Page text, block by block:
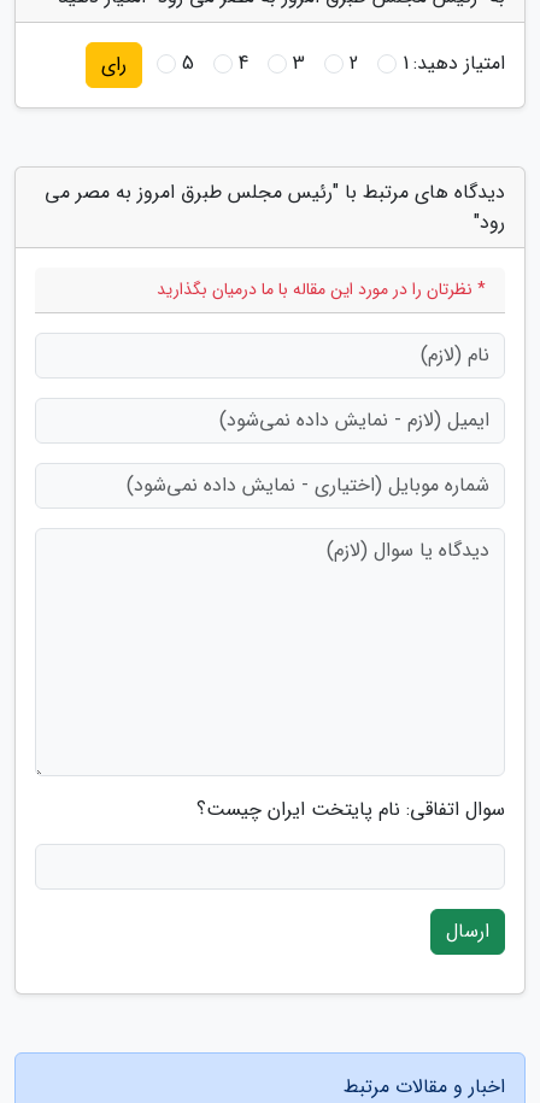
امتیاز دهید:1
2
3
4
5 رای
دیدگاه های مرتبط با "رئیس مجلس طبرق امروز به مصر می
رود"
* نظرتان را در مورد این مقاله با ما درمیان بگذارید
سوال اتفاقی: نام پایتخت ایران چیست؟
ارسال
اخبار و مقالات مرتبط